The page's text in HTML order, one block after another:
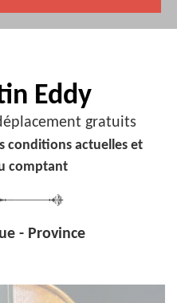
Eddy
gratuits
conditions actuelles et
comptant
- Province